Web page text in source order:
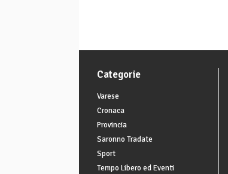
Categorie
Varese
Cronaca
Provincia
Saronno Tradate
Sport
Tempo Libero ed Eventi